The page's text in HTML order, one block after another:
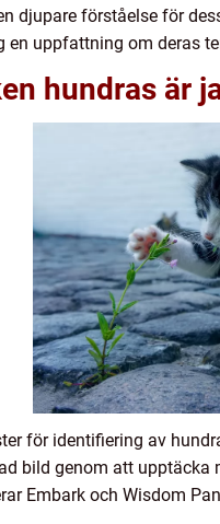
djupare förståelse för
uppfattning om deras
hundras är
för identifiering av
bild genom att
Embark och Wisdom